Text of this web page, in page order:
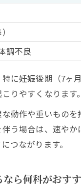
調不良
に妊娠後期（7ヶ
りやすくなりま
動作や重いもの
う場合は、速や
つながります。
ら何科がおす